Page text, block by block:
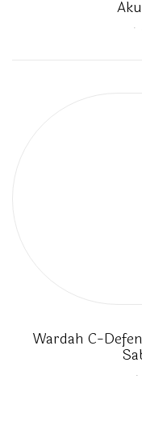
Wardah C-